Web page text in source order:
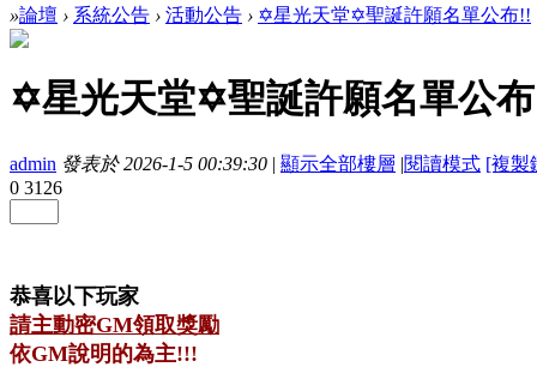
»論壇 › 系統公告 › 活動公告 › ✡星光天堂✡聖誕許願名單公布!!
✡星光天堂✡聖誕許願名單公
admin 發表於 2026-1-5 00:39:30 | 顯示全部樓層 |閱讀模式 [複製
0 3126
恭喜以下玩家
請主動密GM領取獎勵
依GM說明的為主!!!